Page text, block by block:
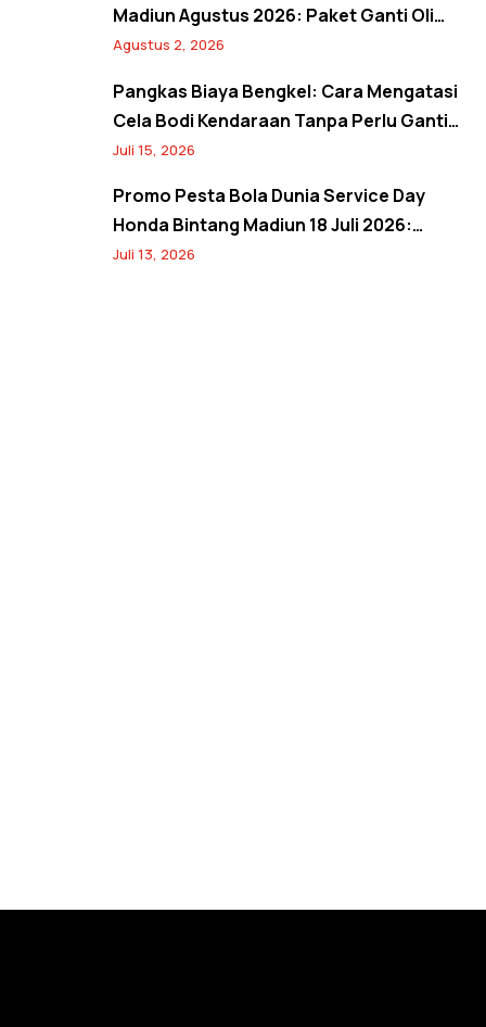
Madiun Agustus 2026: Paket Ganti Oli
Hemat, Servis AC Sejuk, dan Bebas Antre
Agustus 2, 2026
Pangkas Biaya Bengkel: Cara Mengatasi
Cela Bodi Kendaraan Tanpa Perlu Ganti
Panel
Juli 15, 2026
Promo Pesta Bola Dunia Service Day
Honda Bintang Madiun 18 Juli 2026:
Banjir Diskon Servis 20%, Oli 10%, Free
Juli 13, 2026